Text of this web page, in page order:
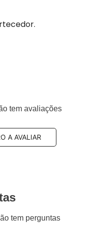
tem avaliações
A AVALIAR
tem perguntas